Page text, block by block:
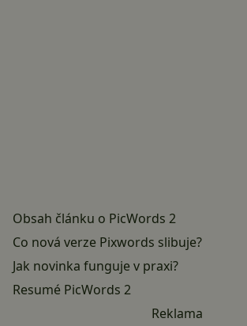
Obsah článku o PicWords 2
Co nová verze Pixwords slibuje?
Jak novinka funguje v praxi?
Resumé PicWords 2
Reklama